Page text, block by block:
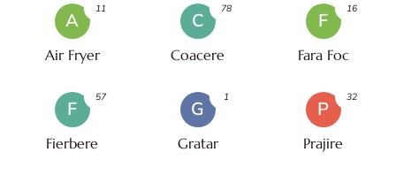
A
Air Fryer
11
C
Coacere
78
F
Fara Foc
16
F
Fierbere
57
G
Gratar
1
P
Prajire
32